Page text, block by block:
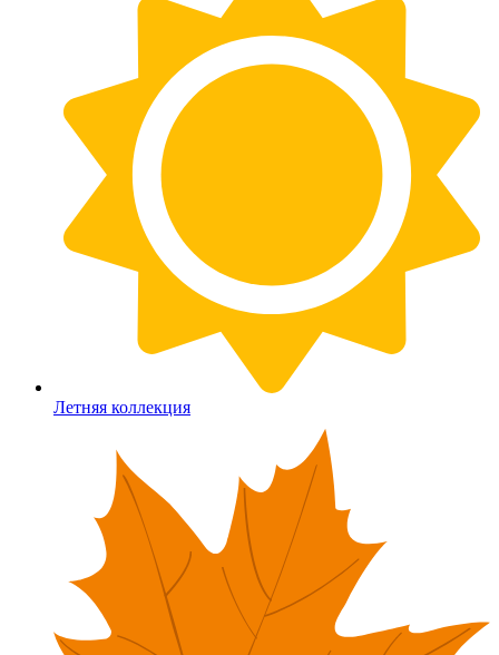
Летняя коллекция